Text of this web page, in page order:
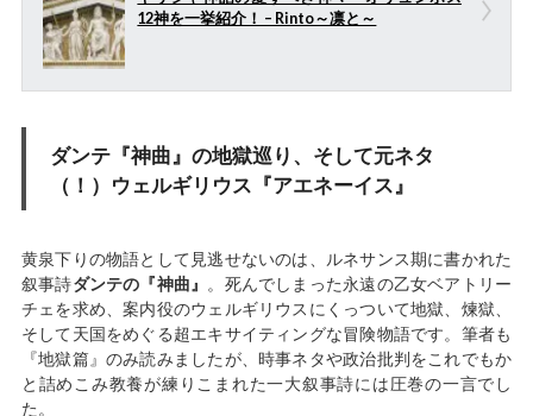
12神を一挙紹介！ – Rinto～凛と～
ダンテ『神曲』の地獄巡り、そして元ネタ
（！）ウェルギリウス『アエネーイス』
黄泉下りの物語として見逃せないのは、ルネサンス期に書かれた
叙事詩ダンテの『神曲』 。死んでしまった永遠の乙女ベアトリー
チェを求め、案内役のウェルギリウスにくっついて地獄、煉獄、
そして天国をめぐる超エキサイティングな冒険物語です。筆者も
『地獄篇』のみ読みましたが、時事ネタや政治批判をこれでもか
と詰めこみ教養が練りこまれた一大叙事詩には圧巻の一言でし
た。